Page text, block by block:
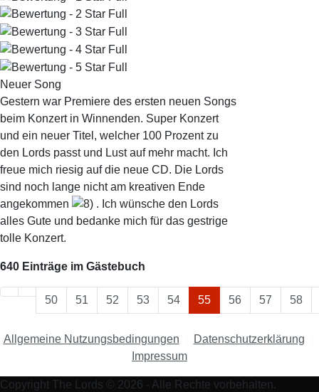
Neuer Song
Gestern war Premiere des ersten neuen Songs
beim Konzert in Winnenden. Super Konzert
und ein neuer Titel, welcher 100 Prozent zu
den Lords passt und Lust auf mehr macht. Ich
freue mich riesig auf die neue CD. Die Lords
sind noch lange nicht am kreativen Ende
angekommen
. Ich wünsche den Lords
alles Gute und bedanke mich für das gestrige
tolle Konzert.
640 Einträge im Gästebuch
50 51 52 53 54 55 56 57 58
Allgemeine Nutzungsbedingungen Datenschutzerklärung
Impressum
Copyright The Lords © 2026 - Alle Rechte vorbehalten.